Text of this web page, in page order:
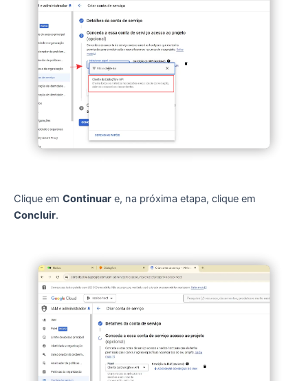
Clique em Continuar e, na próxima etapa, clique em
Concluir.